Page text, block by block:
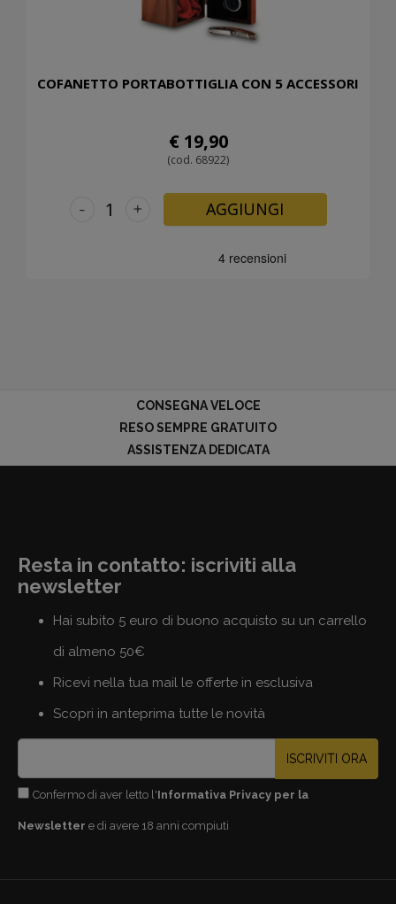
COFANETTO PORTABOTTIGLIA CON 5 ACCESSORI
€ 19,90
(cod. 68922)
+
- AGGIUNGI
CONSEGNA VELOCE
RESO SEMPRE GRATUITO
ASSISTENZA DEDICATA
Resta in contatto: iscriviti alla
newsletter
Hai subito 5 euro di buono acquisto su un carrello
di almeno 50€
Ricevi nella tua mail le offerte in esclusiva
Scopri in anteprima tutte le novità
ISCRIVITI ORA
Confermo di aver letto l'Informativa Privacy per la
Newsletter e di avere 18 anni compiuti